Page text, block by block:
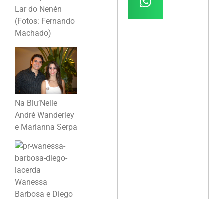
Lar do Nenén
(Fotos: Fernando
Machado)
Na Blu’Nelle
André Wanderley
e Marianna Serpa
Wanessa
Barbosa e Diego